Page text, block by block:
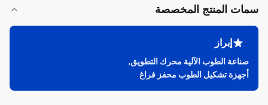
سمات المنتج المخصصة
إبراز
صناعة الطوب الآلية محرك التطويق,
أجهزة تشكيل الطوب محفز فراغ